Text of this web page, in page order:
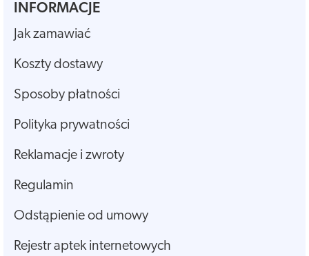
INFORMACJE
Jak zamawiać
Koszty dostawy
Sposoby płatności
Polityka prywatności
Reklamacje i zwroty
Regulamin
Odstąpienie od umowy
Rejestr aptek internetowych